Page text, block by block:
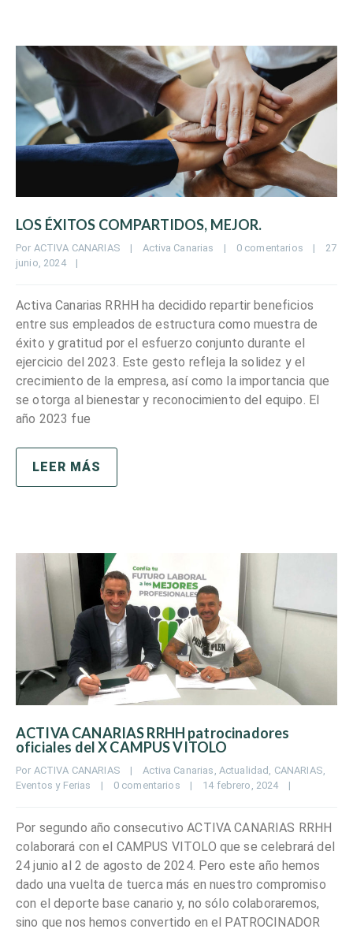
LOS ÉXITOS COMPARTIDOS, MEJOR.
Por ACTIVA CANARIAS | Activa Canarias | 0 comentarios |
27
junio, 2024 |
Activa Canarias RRHH ha decidido repartir beneficios
entre sus empleados de estructura como muestra de
éxito y gratitud por el esfuerzo conjunto durante el
ejercicio del 2023. Este gesto refleja la solidez y el
crecimiento de la empresa, así como la importancia que
se otorga al bienestar y reconocimiento del equipo. El
año 2023 fue
LEER MÁS
ACTIVA CANARIAS RRHH patrocinadores
oficiales del X CAMPUS VITOLO
Por ACTIVA CANARIAS | Activa Canarias Actualidad CANARIAS
Eventos y Ferias
| 0 comentarios | 14 febrero, 2024 |
Por segundo año consecutivo ACTIVA CANARIAS RRHH
colaborará con el CAMPUS VITOLO que se celebrará del
24 junio al 2 de agosto de 2024. Pero este año hemos
dado una vuelta de tuerca más en nuestro compromiso
con el deporte base canario y, no sólo colaboraremos,
sino que nos hemos convertido en el PATROCINADOR